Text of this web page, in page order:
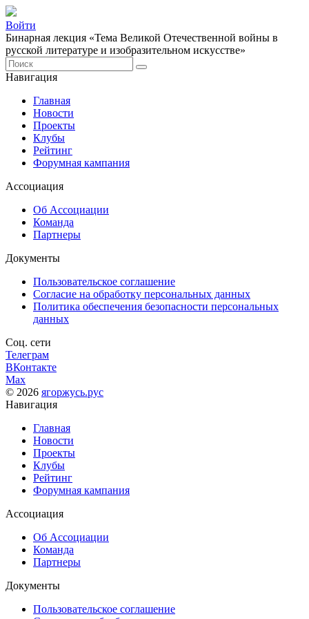
Войти
Бинарная лекция «Тема Великой Отечественной войны в
русской литературе и изобразительном искусстве»
Навигация
Главная
Новости
Проекты
Клубы
Рейтинг
Форумная кампания
Ассоциация
Об Ассоциации
Команда
Партнеры
Документы
Пользовательское соглашение
Согласие на обработку персональных данных
Политика обеспечения безопасности персональных
данных
Соц. сети
Телеграм
ВКонтакте
Max
© 2026 ягоржусь.рус
Навигация
Главная
Новости
Проекты
Клубы
Рейтинг
Форумная кампания
Ассоциация
Об Ассоциации
Команда
Партнеры
Документы
Пользовательское соглашение